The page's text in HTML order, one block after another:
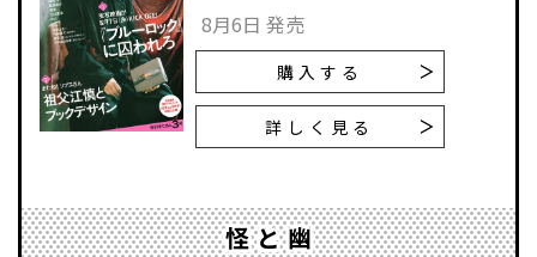
8月6日 発売
購入する
詳しく見る
怪と幽